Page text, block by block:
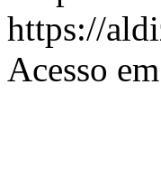
https://
Acesso